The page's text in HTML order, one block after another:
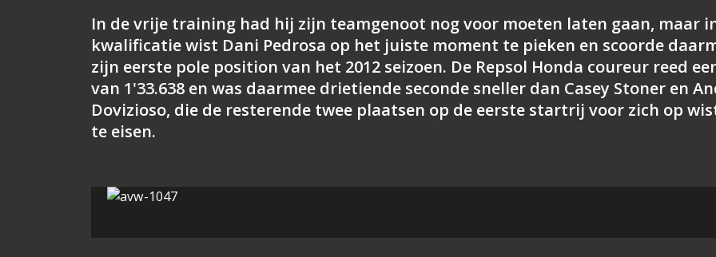
In de vrije training had hij zijn teamgenoot nog voor moeten laten gaan, maar
kwalificatie wist Dani Pedrosa op het juiste moment te pieken en scoorde
zijn eerste pole position van het 2012 seizoen. De Repsol Honda coureur reed
van 1'33.638 en was daarmee drietiende seconde sneller dan Casey Stoner en
Dovizioso, die de resterende twee plaatsen op de eerste startrij voor zich op
te eisen.